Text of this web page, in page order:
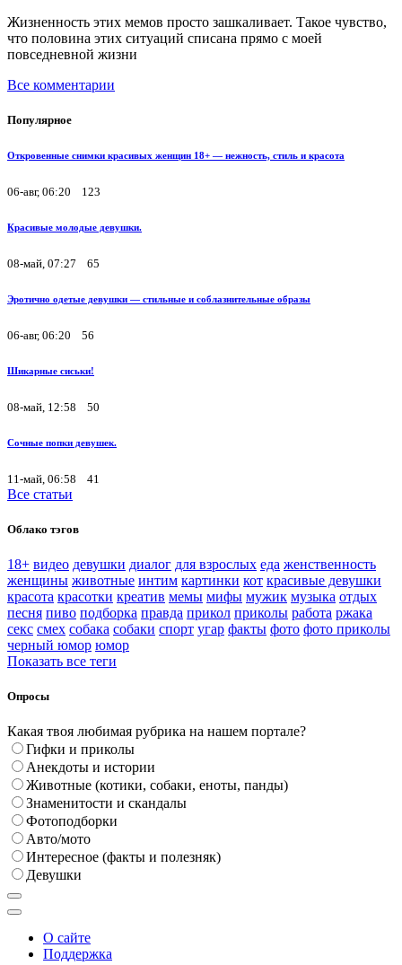
Жизненность этих мемов просто зашкаливает. Такое чувство,
что половина этих ситуаций списана прямо с моей
повседневной жизни
Все комментарии
Популярное
Откровенные снимки красивых женщин 18+ — нежность, стиль и красота
06-авг, 06:20 123
Красивые молодые девушки.
08-май, 07:27 65
Эротично одетые девушки — стильные и соблазнительные образы
06-авг, 06:20 56
Шикарные сиськи!
08-май, 12:58 50
Сочные попки девушек.
11-май, 06:58 41
Все статьи
Облако тэгов
18+ видео девушки диалог для взрослых еда женственность
женщины животные интим картинки кот красивые девушки
красота красотки креатив мемы мифы мужик музыка отдых
песня пиво подборка правда прикол приколы работа ржака
секс смех собака собаки спорт угар факты фото фото приколы
черный юмор юмор
Показать все теги
Опросы
Какая твоя любимая рубрика на нашем портале?
Гифки и приколы
Анекдоты и истории
Животные (котики, собаки, еноты, панды)
Знаменитости и скандалы
Фотоподборки
Авто/мото
Интересное (факты и полезняк)
Девушки
О сайте
Поддержка